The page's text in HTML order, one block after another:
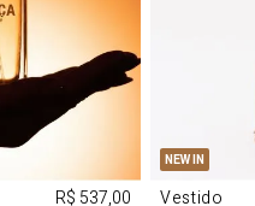
R$ 537,00
NEW IN
Vestido